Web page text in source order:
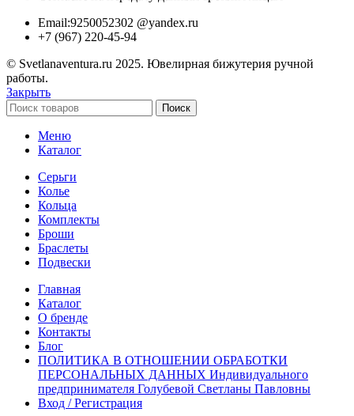
Email:9250052302 @yandex.ru
+7 (967) 220-45-94
© Svetlanaventura.ru 2025. Ювелирная бижутерия ручной
работы.
Закрыть
Поиск
Меню
Каталог
Серьги
Колье
Кольца
Комплекты
Броши
Браслеты
Подвески
Главная
Каталог
О бренде
Контакты
Блог
ПОЛИТИКА В ОТНОШЕНИИ ОБРАБОТКИ
ПЕРСОНАЛЬНЫХ ДАННЫХ Индивидуального
предпринимателя Голубевой Светланы Павловны
Вход / Регистрация